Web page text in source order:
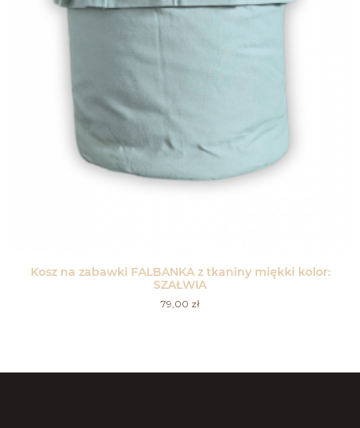
Kosz na zabawki FALBANKA z tkaniny miękki kolor:
SZAŁWIA
79,00 zł